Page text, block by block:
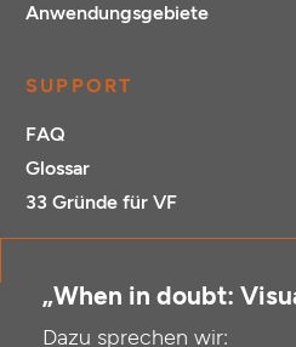
Anwendungsgebiete
SUPPORT
FAQ
Glossar
33 Gründe für VF
„When in doubt:
Dazu sprechen wir: